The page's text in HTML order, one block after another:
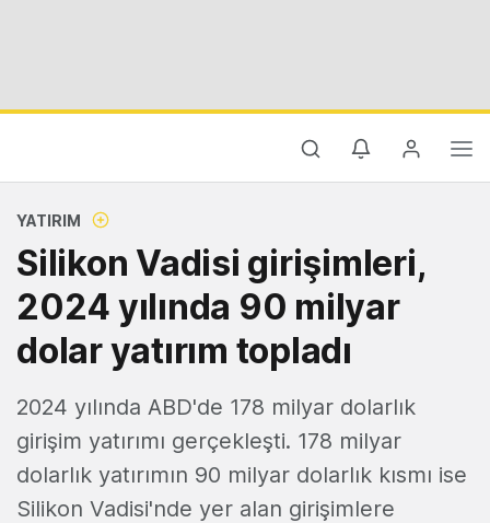
YATIRIM
Silikon Vadisi girişimleri,
2024 yılında 90 milyar
dolar yatırım topladı
2024 yılında ABD'de 178 milyar dolarlık
girişim yatırımı gerçekleşti. 178 milyar
dolarlık yatırımın 90 milyar dolarlık kısmı ise
Silikon Vadisi'nde yer alan girişimlere